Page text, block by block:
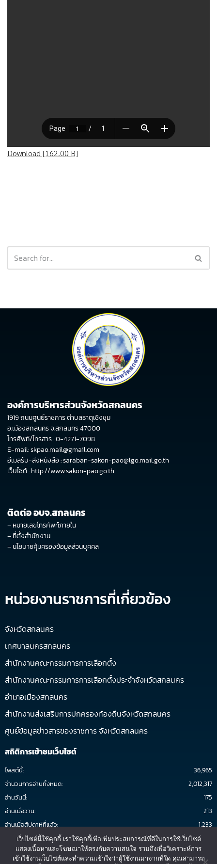
Download [162.00 B]
องค์การบริหารส่วนจังหวัดสกลนคร
1919 ถนนศูนย์ราชการ ตำบลธาตุเชิงชุม
อ.เมืองสกลนคร จ.สกลนคร 47000
โทรศัพท์/โทรสาร : 0-4271-7098
E-mail: skpao.mail@gmail.com
อีเมลรับ-ส่งหนังสือ : saraban-sakon-pao@lgo.mail.go.th
เว็บไซต์ :http://www.sakon-pao.go.th
ติดต่อ อบจ.สกลนคร
–หมายเลขโทรศัพท์ภายใน
–ที่ตั้งสำนักงาน
–นโยบายคุ้มครองข้อมูลส่วนบุคคล
หน่วยงานราชการที่เกี่ยวข้อง
จังหวัดสกลนคร
เทศบาลนครสกลนคร
สำนักงานคณะกรรมการการเลือกตั้ง
สำนักงานคณะกรรมการการเลือกตั้งประจำจังหวัดสกลนคร
อำเภอเมืองสกลนคร
สำนักงานส่งเสริมการปกครองท้องถิ่นจังหวัดสกลนคร
ศูนย์ข้อมูลข่าวสารของราชการ จังหวัดสกลนคร
สถิติการเข้าชมเว็บไซต์
โพสต์นี้:
36,965
จำนวนการอ่านทั้งหมด:
2,012,317
อ่านวันนี้:
175
อ่านเมื่อวาน:
213
อ่านเมื่อสัปดาห์ที่แล้ว:
1,233
อ่านต่อเดือน:
1,907
ทั้งหมด:
1,176,417
เว็บไซต์นี้ใช้คุกกี้ เราใช้คุกกี้เพื่อเพิ่มประสบการณ์ที่ดีในการใช้เว็บไซต์
แสดงเนื้อหาและโฆษณาให้ตรงกับความสนใจ รวมถึงเพื่อวิเคราะห์การ
เข้าใช้งานเว็บไซต์และทำความเข้าใจว่าผู้ใช้งานมาจากที่ใด คุณสามารถ
3